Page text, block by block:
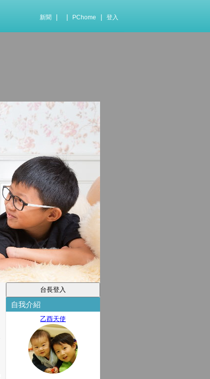
新聞 PChome 登入
自我介紹
乙酉天使